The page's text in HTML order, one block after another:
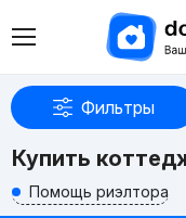
Фильтры
Купить
Помощь риэлтора